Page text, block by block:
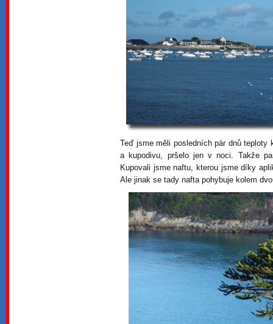
Teď jsme měli posledních pár dnů
a kupodivu, pršelo jen v noci. Takže
Kupovali jsme naftu, kterou jsme díky
Ale jinak se tady nafta pohybuje kolem